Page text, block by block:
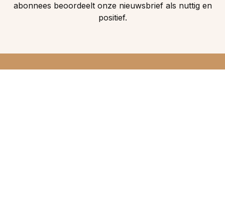
abonnees beoordeelt onze nieuwsbrief als nuttig en
positief.